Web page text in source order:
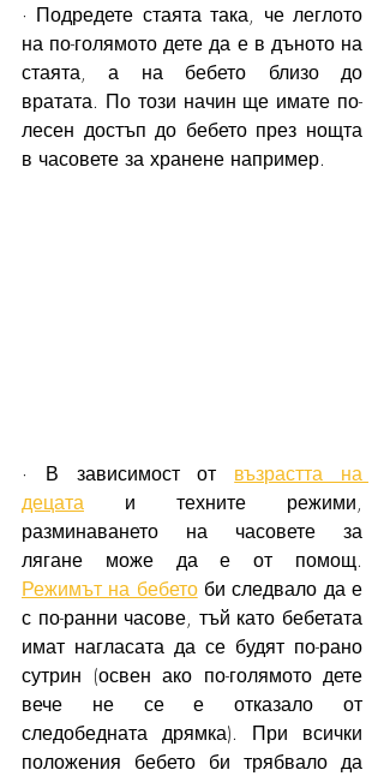
· Подредете стаята така, че леглото
на по-голямото дете да е в дъното на
стаята, а на бебето близо до
вратата. По този начин ще имате по-
лесен достъп до бебето през нощта
в часовете за хранене например.
· В зависимост от възрастта на
децата и техните режими,
разминаването на часовете за
Режимът на бебето би следвало да е
с по-ранни часове, тъй като бебетата
имат нагласата да се будят по-рано
сутрин (освен ако по-голямото дете
вече не се е отказало от
следобедната дрямка). При всички
положения бебето би трябвало да